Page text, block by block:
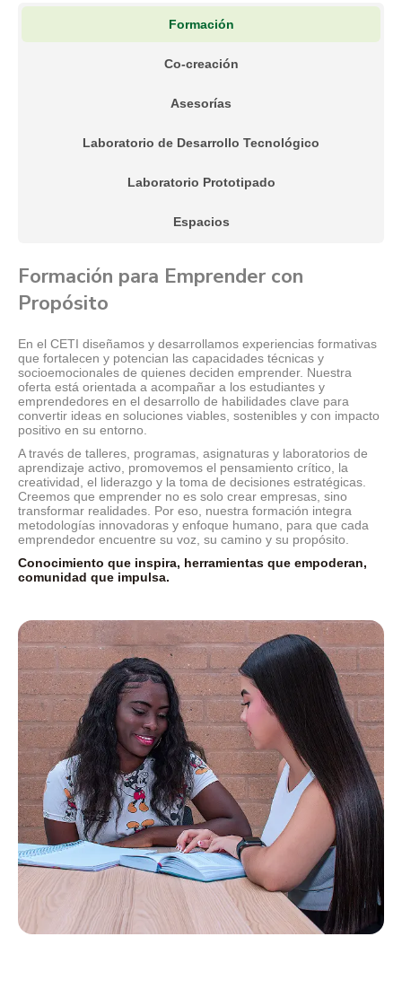
Formación
Co-creación
Asesorías
Laboratorio de Desarrollo Tecnológico
Laboratorio Prototipado
Espacios
Formación para Emprender con
Propósito
En el CETI diseñamos y desarrollamos experiencias formativas
que fortalecen y potencian las capacidades técnicas y
socioemocionales de quienes deciden emprender. Nuestra
oferta está orientada a acompañar a los estudiantes y
emprendedores en el desarrollo de habilidades clave para
convertir ideas en soluciones viables, sostenibles y con impacto
positivo en su entorno.
A través de talleres, programas, asignaturas y laboratorios de
aprendizaje activo, promovemos el pensamiento crítico, la
creatividad, el liderazgo y la toma de decisiones estratégicas.
Creemos que emprender no es solo crear empresas, sino
transformar realidades. Por eso, nuestra formación integra
metodologías innovadoras y enfoque humano, para que cada
emprendedor encuentre su voz, su camino y su propósito.
Conocimiento que inspira, herramientas que empoderan,
comunidad que impulsa.